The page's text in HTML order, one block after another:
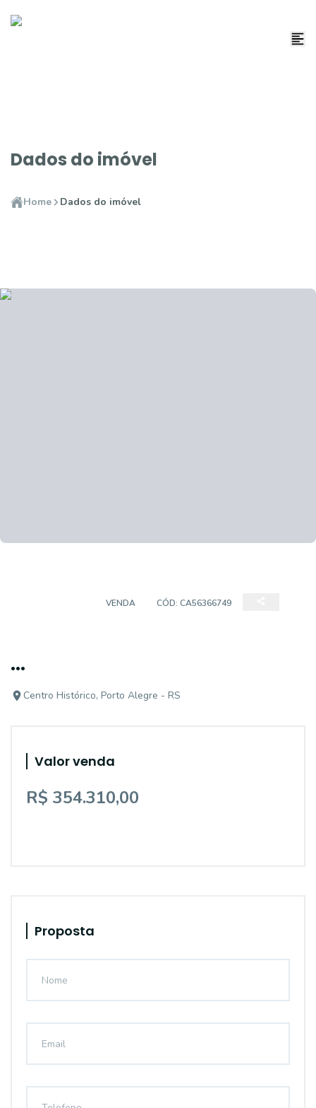
Dados do imóvel
Home Dados do imóvel
VENDA CÓD: CA56366749
...
Centro Histórico, Porto Alegre - RS
Valor venda
R$ 354.310,00
Proposta